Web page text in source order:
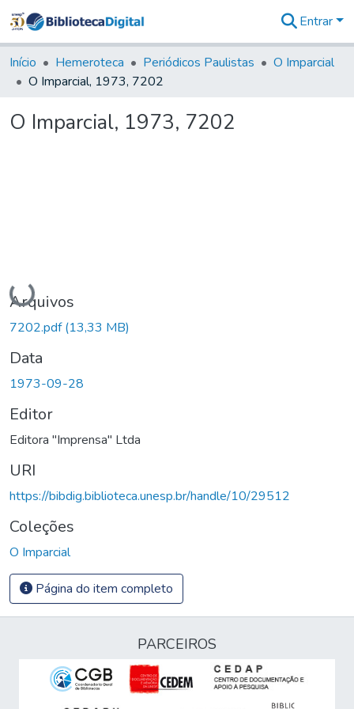
&
Coleções
Tudo na
Digital
Entrar
Início Hemeroteca Periódicos Paulistas
O Imparcial
O Imparcial, 1973, 7202
O Imparcial, 1973, 7202
Carregando...
Arquivos
7202.pdf(13,33 MB)
Data
1973-09-28
Editor
Editora "Imprensa" Ltda
URI
https://bibdig.biblioteca.unesp.br/handle/10/29512
Coleções
O Imparcial
Página do item completo
PARCEIROS